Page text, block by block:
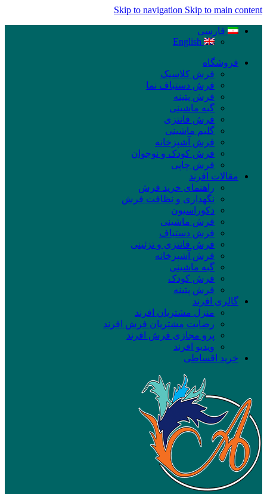
Skip to navigation Skip to main content
فارسی
English
فروشگاه
فرش کلاسیک
فرش دستباف نما
فرش پتینه
گبه ماشینی
فرش فانتزی
گلیم ماشینی
فرش آشپزخانه
فرش کودک و نوجوان
فرش چاپی
مقالات افرند
راهنمای خرید فرش
نگهداری و نظافت فرش
دکوراسیون
فرش ماشینی
فرش دستباف
فرش فانتزی و تزئینی
فرش آشپزخانه
گبه ماشینی
فرش کودک
فرش پتینه
گالری افرند
منزل مشتریان افرند
رضایت مشتریان فرش افرند
پرو مجازی فرش افرند
ویدیو افرند
خرید اقساطی